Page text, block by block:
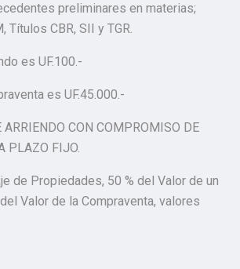
preliminares en materias;
Títulos CBR, SII y TGR.
es UF.100.-
es UF.45.000.-
CON COMPROMISO DE
PLAZO FIJO.
de Propiedades, 50 % del Valor de un
Valor de la Compraventa, valores